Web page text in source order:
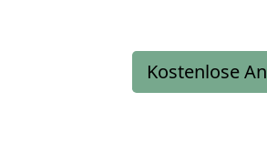
Kostenlose